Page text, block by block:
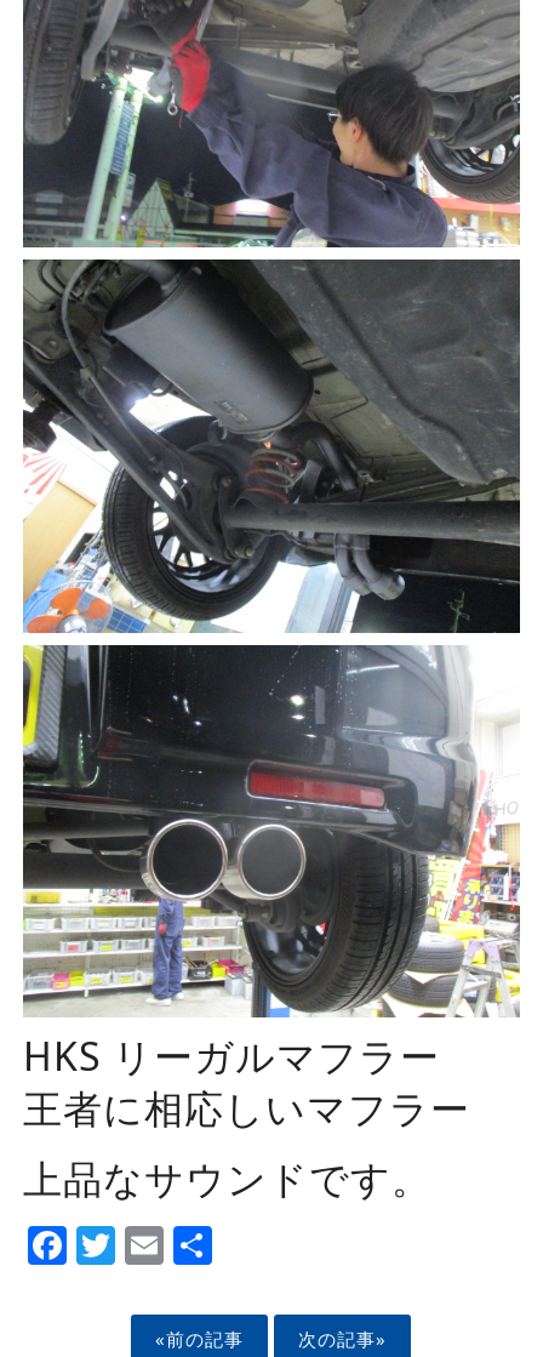
HKS リーガルマフラー
王者に相応しいマフラー
上品なサウンドです。
Facebook
Twitter
EmailShare
«前の記事 次の記事»